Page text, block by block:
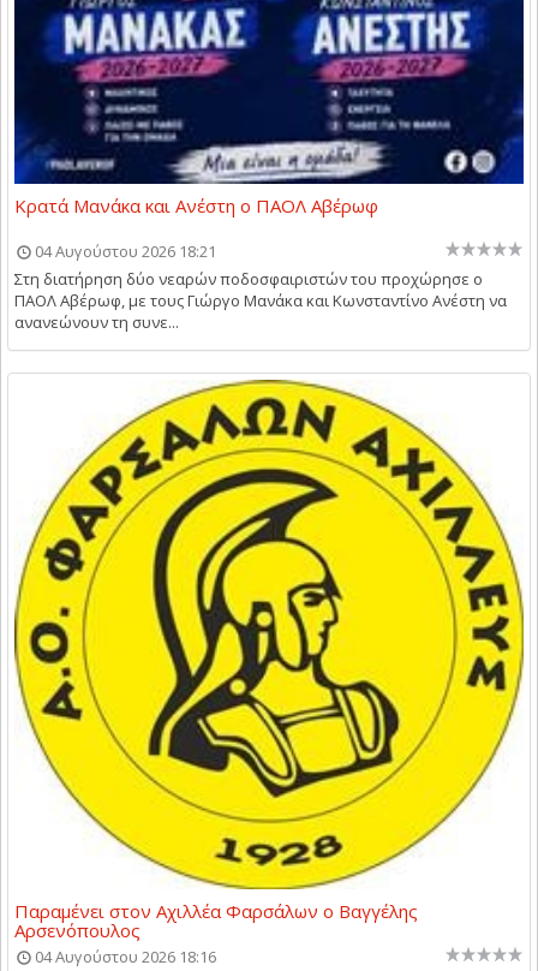
Κρατά Μανάκα και Ανέστη ο ΠΑΟΛ Αβέρωφ
04 Αυγούστου 2026 18:21
Στη διατήρηση δύο νεαρών ποδοσφαιριστών του προχώρησε ο
ΠΑΟΛ Αβέρωφ, με τους Γιώργο Μανάκα και Κωνσταντίνο Ανέστη να
ανανεώνουν τη συνε...
Παραμένει στον Αχιλλέα Φαρσάλων ο Βαγγέλης
Αρσενόπουλος
04 Αυγούστου 2026 18:16